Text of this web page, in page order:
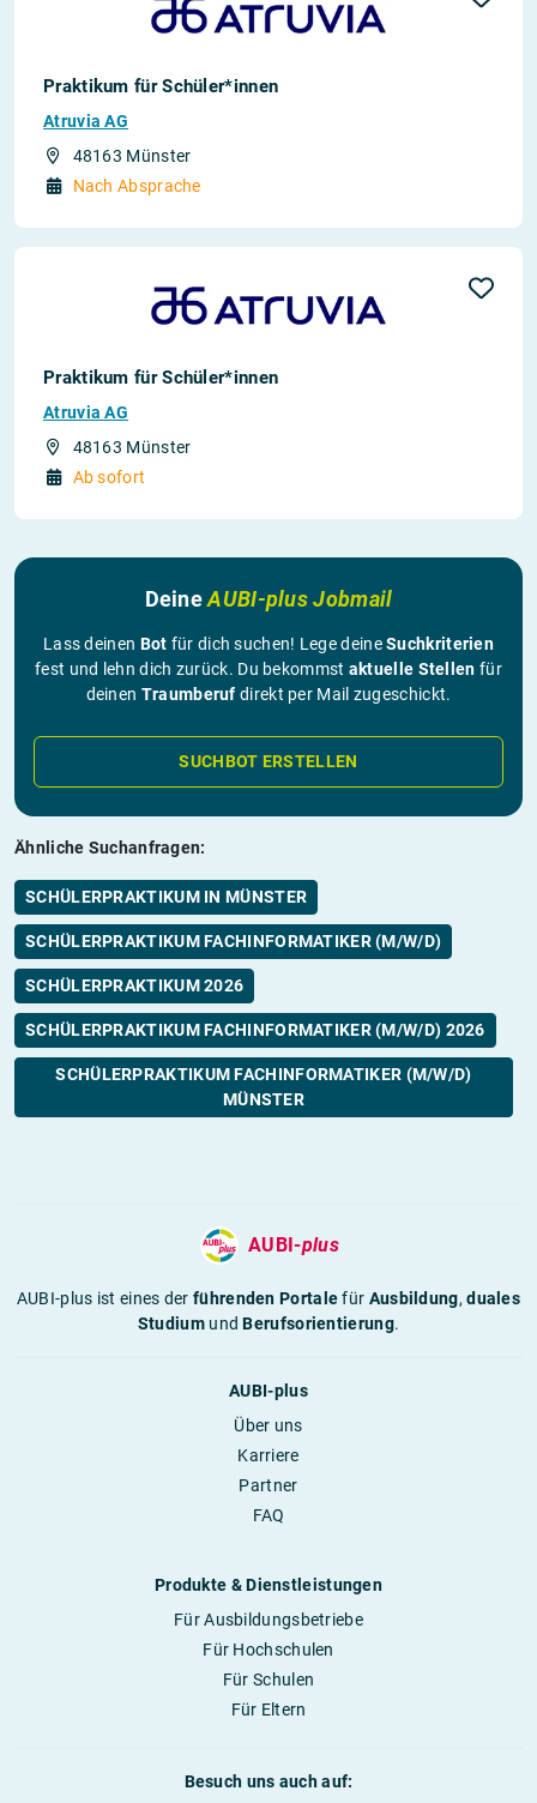
Praktikum für Schüler*innen
Atruvia AG
48163 Münster
Nach Absprache
Praktikum für Schüler*innen
Atruvia AG
48163 Münster
Ab sofort
DeineAUBI-plus Jobmail
Lass deinen Bot für dich suchen! Lege deineSuchkriterien
fest und lehn dich zurück. Du bekommst aktuelle Stellen für
deinen Traumberuf direkt per Mail zugeschickt.
SUCHBOT ERSTELLEN
Ähnliche Suchanfragen:
SCHÜLERPRAKTIKUM IN MÜNSTER
SCHÜLERPRAKTIKUM FACHINFORMATIKER (M/W/D)
SCHÜLERPRAKTIKUM 2026
SCHÜLERPRAKTIKUM FACHINFORMATIKER (M/W/D) 2026
SCHÜLERPRAKTIKUM FACHINFORMATIKER (M/W/D)
MÜNSTER
AUBI-plus
AUBI-plus ist eines derführenden Portalefür Ausbildung,duales
StudiumundBerufsorientierung.
AUBI-plus
Über uns
Karriere
Partner
FAQ
Produkte & Dienstleistungen
Für Ausbildungsbetriebe
Für Hochschulen
Für Schulen
Für Eltern
Besuch uns auch auf: